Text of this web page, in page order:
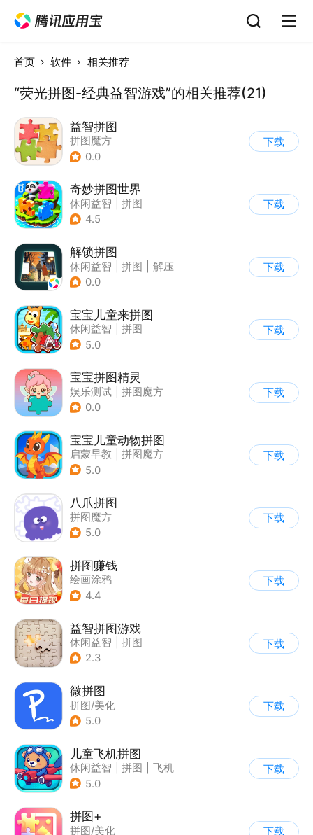
首页 软件 相关推荐
“荧光拼图-经典益智游戏”的相关推荐(21)
益智拼图
拼图魔方
| 儿童益智游戏
0.0
下载
奇妙拼图世界
休闲益智
拼图
| 宝宝巴士
4.5
下载
解锁拼图
休闲益智 拼图
解压
| 清新
0.0
下载
宝宝儿童来拼图
休闲益智
拼图
| 儿童游戏
5.0
下载
宝宝拼图精灵
娱乐测试
拼图魔方
0.0
下载
宝宝儿童动物拼图
启蒙早教
拼图魔方
5.0
下载
八爪拼图
拼图魔方
5.0
下载
拼图赚钱
绘画涂鸦
4.4
下载
益智拼图游戏
休闲益智
拼图
2.3
下载
微拼图
拼图/美化
5.0
下载
儿童飞机拼图
休闲益智 拼图
飞机
| 儿童游戏
5.0
下载
拼图+
拼图/美化
下载